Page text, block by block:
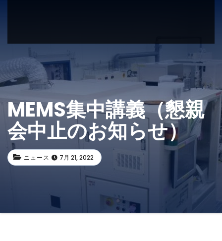
MEMS集中講義（懇親
会中止のお知らせ）
ニュース 7月 21, 2022